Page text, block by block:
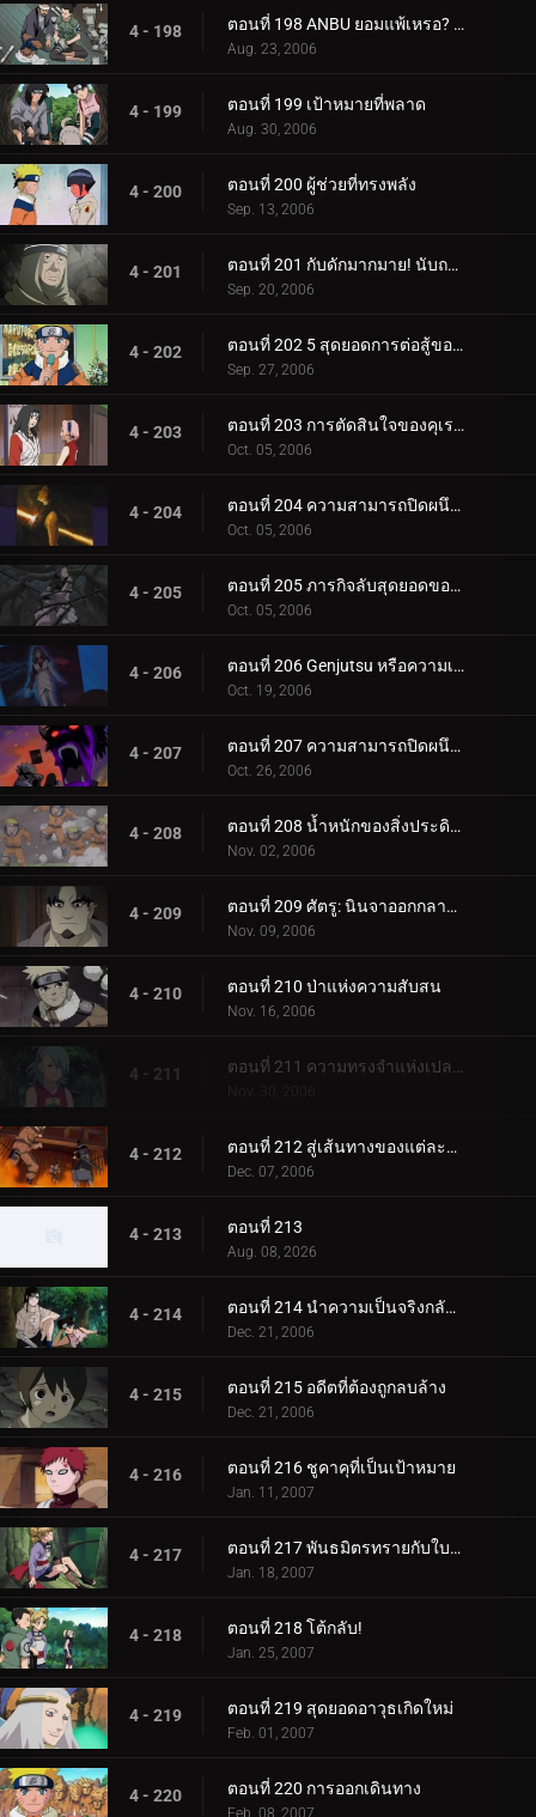
4 - 198 ตอนที่ 198 ANBU ยอมแพ้เหรอ? ความทรงจำของนารูโตะ
Aug. 23, 2006
4 - 199 ตอนที่ 199 เป้าหมายที่พลาด
Aug. 30, 2006
4 - 200 ตอนที่ 200 ผู้ช่วยที่ทรงพลัง
Sep. 13, 2006
4 - 201 ตอนที่ 201 กับดักมากมาย! นับถอยหลังสู่การทำลายล้าง
Sep. 20, 2006
4 - 202 ตอนที่ 202 5 สุดยอดการต่อสู้ของนินจา!
Sep. 27, 2006
4 - 203 ตอนที่ 203 การตัดสินใจของคุเรไน: หน่วยที่ 8 ที่ถูกทิ้งไว้เบื้องหลัง
Oct. 05, 2006
4 - 204 ตอนที่ 204 ความสามารถปิดผนึกของยาคุโมะ
Oct. 05, 2006
4 - 205 ตอนที่ 205 ภารกิจลับสุดยอดของคุเรไน: คำสัญญากับโฮคาเงะรุ่นที่ 3
Oct. 05, 2006
4 - 206 ตอนที่ 206 Genjutsu หรือความเป็นจริง?
Oct. 19, 2006
4 - 207 ตอนที่ 207 ความสามารถปิดผนึกที่ควรจะเป็น
Oct. 26, 2006
4 - 208 ตอนที่ 208 น้ำหนักของสิ่งประดิษฐ์ล้ำค่า!
Nov. 02, 2006
4 - 209 ตอนที่ 209 ศัตรู: นินจาออกกลางคัน
Nov. 09, 2006
4 - 210 ตอนที่ 210 ป่าแห่งความสับสน
Nov. 16, 2006
4 - 211
Nov. 30, 2006
4 - 212 ตอนที่ 212 สู่เส้นทางของแต่ละคน
Dec. 07, 2006
4 - 213 ตอนที่ 213
Aug. 08, 2026
4 - 214 ตอนที่ 214 นำความเป็นจริงกลับคืนมา
Dec. 21, 2006
4 - 215 ตอนที่ 215 อดีตที่ต้องถูกลบล้าง
Dec. 21, 2006
4 - 216 ตอนที่ 216 ชูคาคุที่เป็นเป้าหมาย
Jan. 11, 2007
4 - 217 ตอนที่ 217 พันธมิตรทรายกับใบไม้ชิโนบิ
Jan. 18, 2007
4 - 218 ตอนที่ 218 โต้กลับ!
Jan. 25, 2007
4 - 219 ตอนที่ 219 สุดยอดอาวุธเกิดใหม่
Feb. 01, 2007
4 - 220 ตอนที่ 220 การออกเดินทาง
Feb. 08, 2007